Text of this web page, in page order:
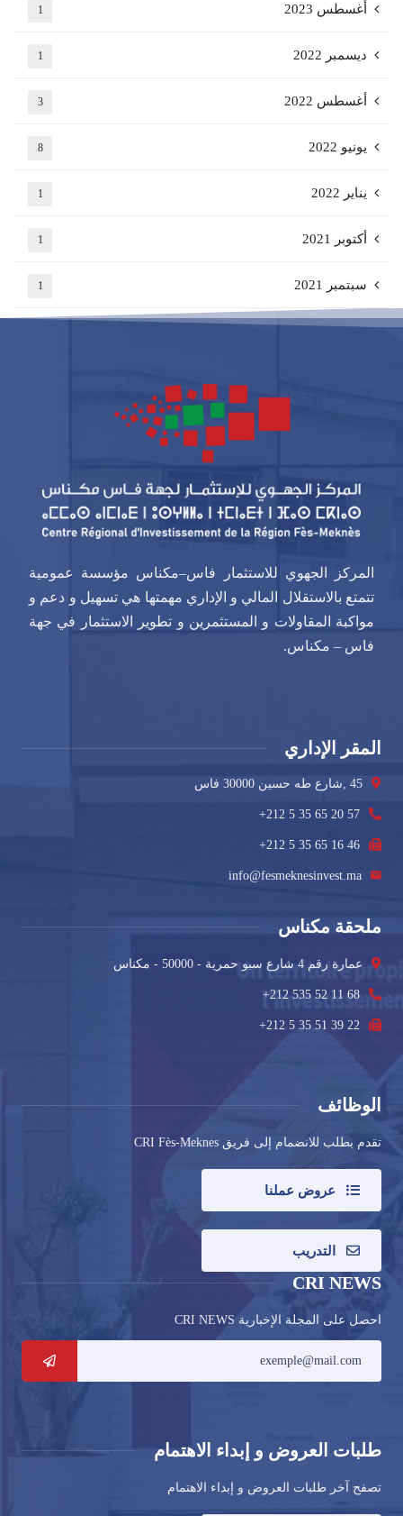
أغسطس 2023 1
ديسمبر 2022 1
أغسطس 2022 3
يونيو 2022 8
يناير 2022 1
أكتوبر 2021 1
سبتمبر 2021 1
المركز الجهوي للاستثمار فاس–مكناس مؤسسة عمومية
تتمتع بالاستقلال المالي و الإداري مهمتها هي تسهيل و دعم و
مواكبة المقاولات و المستثمرين و تطوير الاستثمار في جهة
فاس – مكناس.
المقر الإداري
45 ,شارع طه حسين 30000 فاس
+212 5 35 65 20 57
+212 5 35 65 16 46
info@fesmeknesinvest.ma
ملحقة مكناس
عمارة رقم 4 شارع سبو حمرية - 50000 - مكناس
+212 535 52 11 68
+212 5 35 51 39 22
الوظائف
تقدم بطلب للانضمام إلى فريق CRI Fès-Meknes
عروض عملنا
التدريب
CRI NEWS
احصل على المجلة الإخبارية CRI NEWS
طلبات العروض و إبداء الاهتمام
تصفح آخر طلبات العروض و إبداء الاهتمام